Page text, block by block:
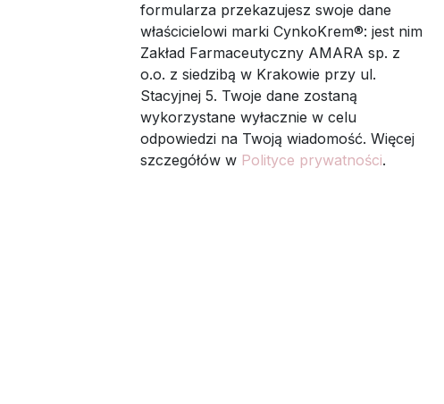
formularza przekazujesz swoje dane
właścicielowi marki CynkoKrem®: jest nim
Zakład Farmaceutyczny AMARA sp. z
o.o. z siedzibą w Krakowie przy ul.
Stacyjnej 5. Twoje dane zostaną
wykorzystane wyłacznie w celu
odpowiedzi na Twoją wiadomość. Więcej
szczegółów w Polityce prywatności.